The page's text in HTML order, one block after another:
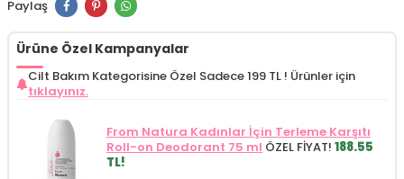
Paylaş
Ürüne Özel Kampanyalar
Cilt Bakım Kategorisine Özel Sadece 199 TL ! Ürünler için
tıklayınız.
From Natura Kadınlar İçin Terleme Karşıtı
Roll-on Deodorant 75 ml ÖZEL FİYAT! 188.55
TL!